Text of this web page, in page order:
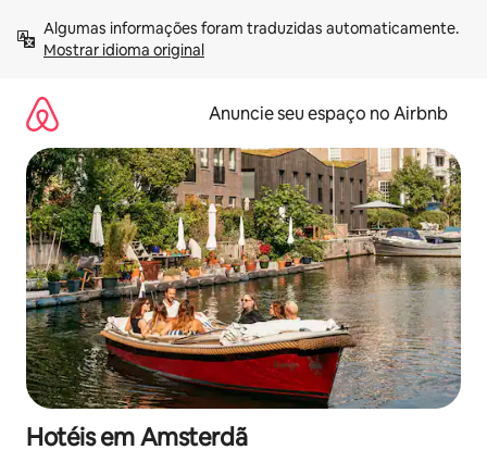
para
Mostrar idioma original
Anuncie seu espaço no Airbnb
Hotéis em Amsterdã